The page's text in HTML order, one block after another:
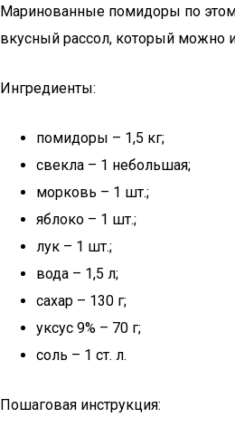
Маринованные помидоры по
вкусный рассол, который можно
Ингредиенты:
помидоры – 1,5 кг;
свекла – 1 небольшая;
морковь – 1 шт.;
яблоко – 1 шт.;
лук – 1 шт.;
вода – 1,5 л;
сахар – 130 г;
уксус 9% – 70 г;
соль – 1 ст. л.
Пошаговая инструкция: